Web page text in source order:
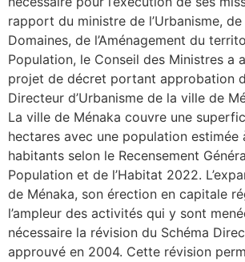
rapport du ministre de l’Urbanisme, de
Domaines, de l’Aménagement du
Population, le Conseil des Ministres a
projet de décret portant approbation
Directeur d’Urbanisme de la ville de
La ville de Ménaka couvre une
hectares avec une population estimée
habitants selon le Recensement
Population et de l’Habitat 2022.
de Ménaka, son érection en capitale
l’ampleur des activités qui y sont
nécessaire la révision du Schéma
approuvé en 2004. Cette révision